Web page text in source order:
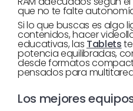
que no te falte
Si lo que buscas es algo
contenidos, hacer
educativas, las Tablets
potencia equilibradas,
desde formatos
pensados para
Los mejores